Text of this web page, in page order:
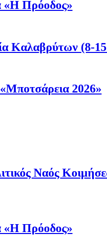
«Η Πρόοδος»
Καλαβρύτων (8-
2026»
Ναός
«Η Πρόοδος»